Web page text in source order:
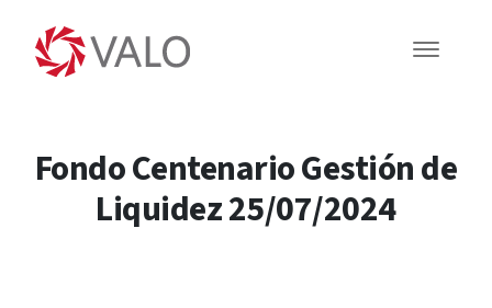
Fondo Centenario Gestión de
Liquidez 25/07/2024